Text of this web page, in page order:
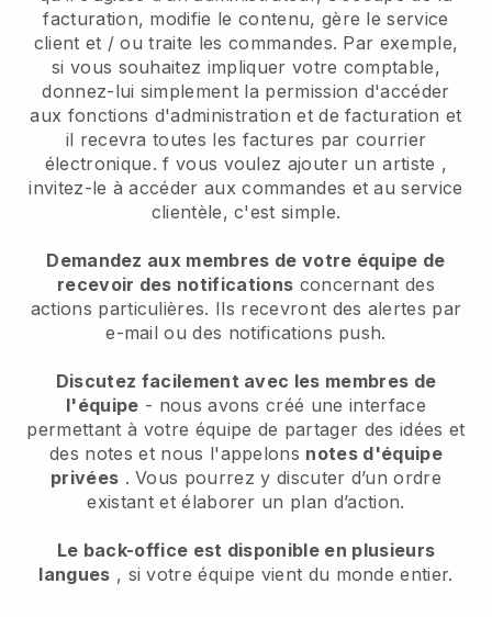
facturation, modifie le contenu, gère le service
client et / ou traite les commandes. Par exemple,
si vous souhaitez impliquer votre comptable,
donnez-lui simplement la permission d'accéder
aux fonctions d'administration et de facturation et
il recevra toutes les factures par courrier
électronique.f vous voulez ajouter un artiste ,
invitez-le à accéder aux commandes et au service
clientèle, c'est simple.
Demandez aux membres de votre équipe de
recevoir des notifications concernant des
actions particulières. Ils recevront des alertes par
e-mail ou des notifications push.
Discutez facilement avec les membres de
l'équipe - nous avons créé une interface
permettant à votre équipe de partager des idées et
des notes et nous l'appelons notes d'équipe
privées . Vous pourrez y discuter d’un ordre
existant et élaborer un plan d’action.
Le back-office est disponible en plusieurs
langues , si votre équipe vient du monde entier.